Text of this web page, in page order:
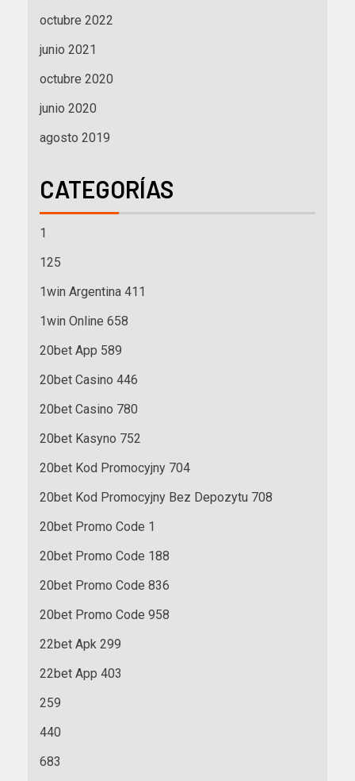
octubre 2022
junio 2021
octubre 2020
junio 2020
agosto 2019
CATEGORÍAS
1
125
1win Argentina 411
1win Online 658
20bet App 589
20bet Casino 446
20bet Casino 780
20bet Kasyno 752
20bet Kod Promocyjny 704
20bet Kod Promocyjny Bez Depozytu 708
20bet Promo Code 1
20bet Promo Code 188
20bet Promo Code 836
20bet Promo Code 958
22bet Apk 299
22bet App 403
259
440
683